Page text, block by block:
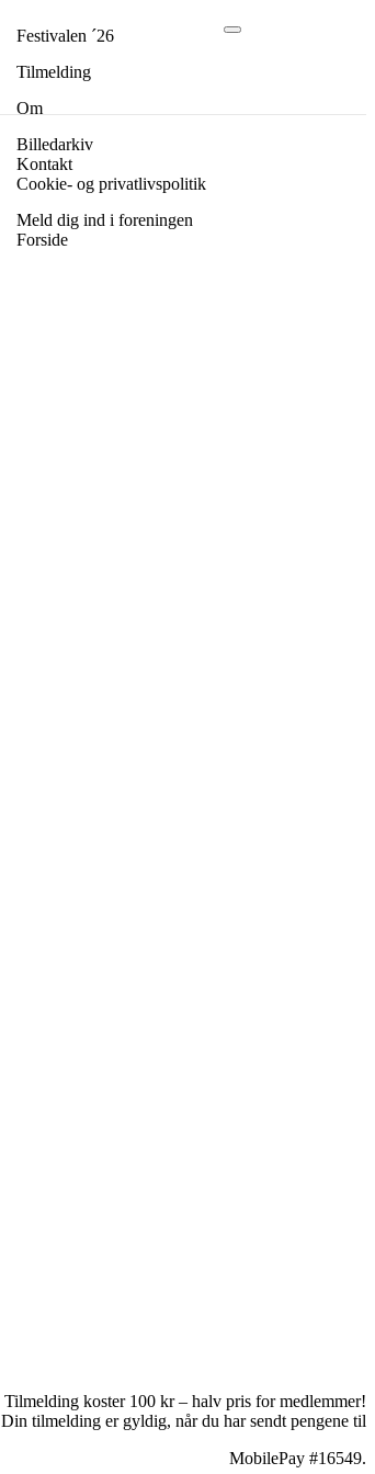
Festivalen ´26
Tilmelding
Om
Billedarkiv
Kontakt
Cookie- og privatlivspolitik
Meld dig ind i foreningen
Forside
Tilmelding koster 100 kr – halv pris for medlemmer!
Din tilmelding er gyldig, når du har sendt pengene til
MobilePay #16549.